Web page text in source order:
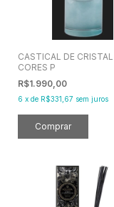
CASTICAL DE
CORES P
R$1.990,00
6 x de R$331,67 sem juros